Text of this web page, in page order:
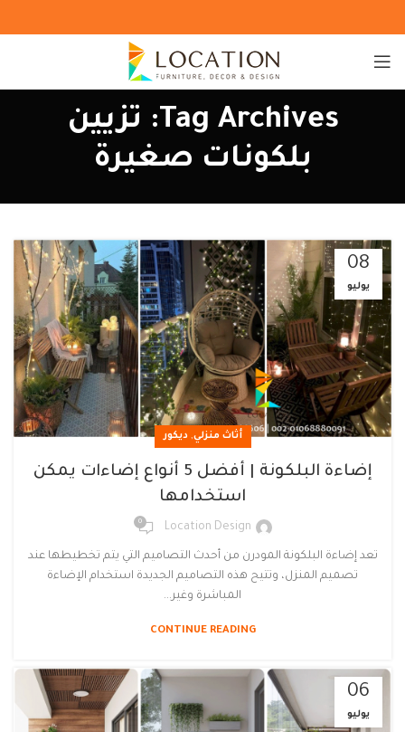
Tag Archives: تزيين
بلكونات صغيرة
08
يوليو
أثاث منزلي, ديكور
إضاءة البلكونة | أفضل 5 أنواع إضاءات يمكن
استخدامها
Location Design
0
تعد إضاءة البلكونة المودرن من أحدث التصاميم التي يتم تخطيطها عند
تصميم المنزل، وتتيح هذه التصاميم الجديدة استخدام الإضاءة
المباشرة وغير...
CONTINUE READING
06
يوليو